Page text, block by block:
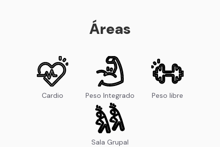
Áreas
Cardio Peso Integrado Peso libre
Sala Grupal